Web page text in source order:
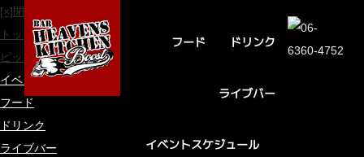
[×]閉じる
トップページ
ピックアップ
イベントスケジュール
フード
ドリンク
ライブバー
フード ドリンク
ライブバー
イベントスケジュール